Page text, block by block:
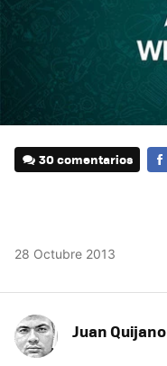
30 comentarios
28 Octubre 2013
Juan Quijano